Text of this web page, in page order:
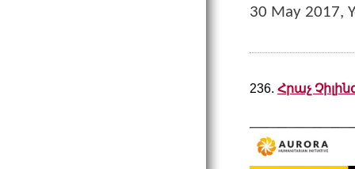
30 May 2017,
236. Հրաչ